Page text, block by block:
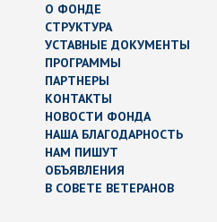
О ФОНДЕ
СТРУКТУРА
УСТАВНЫЕ ДОКУМЕНТЫ
ПРОГРАММЫ
ПАРТНЕРЫ
КОНТАКТЫ
НОВОСТИ ФОНДА
НАША БЛАГОДАРНОСТЬ
НАМ ПИШУТ
ОБЪЯВЛЕНИЯ
В СОВЕТЕ ВЕТЕРАНОВ